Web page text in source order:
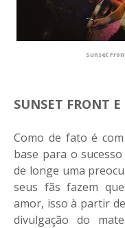
Sunset
SUNSET FRONT E
Como de fato é
base para o
de longe uma
seus fãs fazem
amor, isso à partir
divulgação do